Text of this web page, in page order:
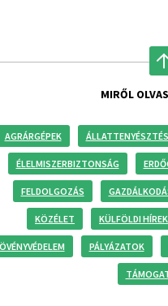
ezekre keresi a válaszokat.
MIRŐL
AGRÁRGÉPEK ÁLLATTENYÉSZTÉS
ÉLELMISZERBIZTONSÁG
FELDOLGOZÁS
KÖZÉLET KÜLFÖLDI HÍREK
PÁLYÁZATOK